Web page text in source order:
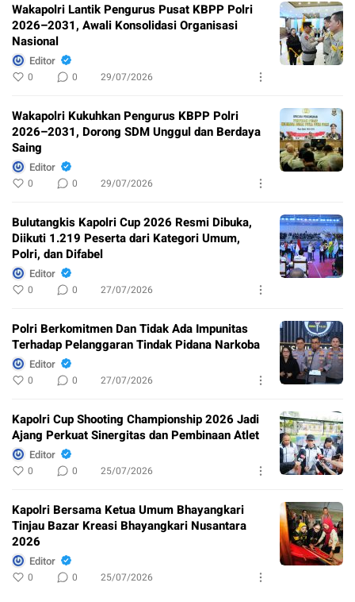
Wakapolri Lantik Pengurus Pusat KBPP Polri
2026–2031, Awali Konsolidasi Organisasi
Nasional
Editor
0 0 29/07/2026
Wakapolri Kukuhkan Pengurus KBPP Polri
2026–2031, Dorong SDM Unggul dan Berdaya
Saing
Editor
0 0 29/07/2026
Bulutangkis Kapolri Cup 2026 Resmi Dibuka,
Diikuti 1.219 Peserta dari Kategori Umum,
Polri, dan Difabel
Editor
0 0 27/07/2026
Polri Berkomitmen Dan Tidak Ada Impunitas
Terhadap Pelanggaran Tindak Pidana Narkoba
Editor
0 0 27/07/2026
Kapolri Cup Shooting Championship 2026 Jadi
Ajang Perkuat Sinergitas dan Pembinaan Atlet
Editor
0 0 25/07/2026
Kapolri Bersama Ketua Umum Bhayangkari
Tinjau Bazar Kreasi Bhayangkari Nusantara
2026
Editor
0 0 25/07/2026